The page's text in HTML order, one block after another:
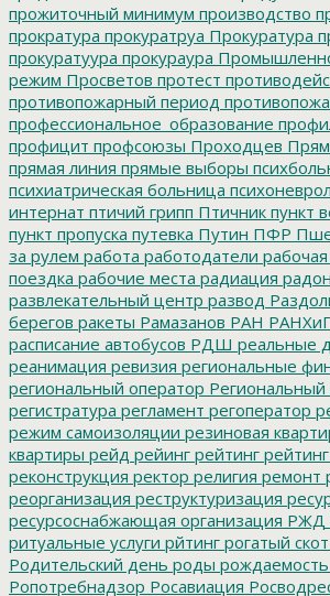
прожиточный минимум производство
прократура прокуратруа Прокуратура
прокуратуура прокураура
режим Просветов протест
противопожарный период
профессиональное_образование
профицит профсоюзы Проходцев
прямая линия прямые выборы
психиатрическая больница
интернат птичий грипп Птичник пункт
пункт пропуска путевка Путин ПФР
за рулем работа работодатели
поездка рабочие места радиация радон
развлекательный центр развод
берегов ракеты Рамазанов РАН
расписание автобусов РДШ реальные
реанимация ревизия региональные
региональный оператор
регистратура регламент регоператор
режим самоизоляции резиновая
квартиры рейд рейинг рейтинг
реконструкция ректор религия ремонт
реорганизация реструктуризация
ресурсоснабжающая организация РЖД
ритуальные услуги рйтинг рогатый скот
Родительский день роды рождаемость
Ропотребнадзор Росавиация